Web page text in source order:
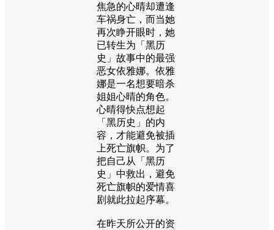
焦急的心晴却遭逢
车祸身亡，而当她
再次睁开眼时，她
已转生为「黑历
史」故事中的最强
恶女依雅娜。依雅
娜是一名想要暗杀
姐姐心晴的角色。
心晴得快点想起
「黑历史」的内
容，才能避免被插
上死亡旗帜。为了
把自己从「黑历
史」中救出，避免
死亡旗帜的爱情喜
剧就此拉起序幕。
在昨天所公开的资